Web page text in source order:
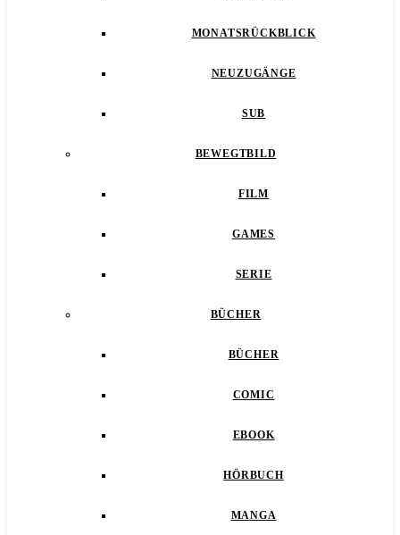
MONATSRÜCKBLICK
NEUZUGÄNGE
SUB
BEWEGTBILD
FILM
GAMES
SERIE
BÜCHER
BÜCHER
COMIC
EBOOK
HÖRBUCH
MANGA